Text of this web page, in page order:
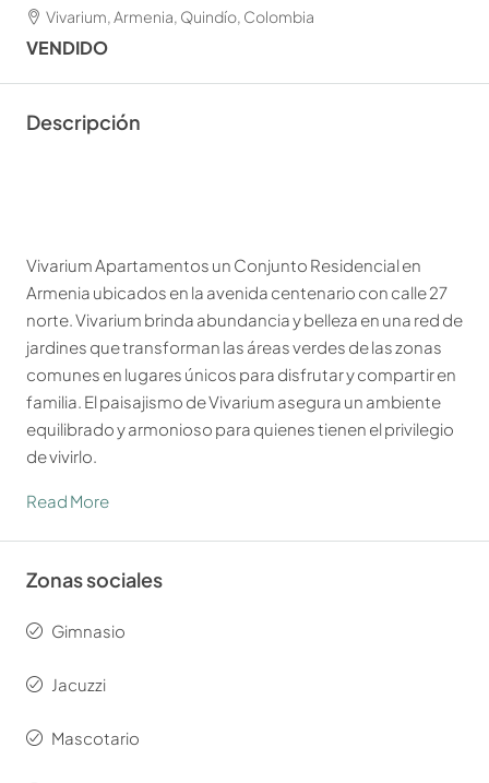
Vivarium, Armenia, Quindío, Colombia
VENDIDO
Descripción
Vivarium Apartamentos un Conjunto Residencial en
Armenia ubicados en la avenida centenario con calle 27
norte. Vivarium brinda abundancia y belleza en una red de
jardines que transforman las áreas verdes de las zonas
comunes en lugares únicos para disfrutar y compartir en
familia. El paisajismo de Vivarium asegura un ambiente
equilibrado y armonioso para quienes tienen el privilegio
de vivirlo.
Read More
Zonas sociales
Gimnasio
Jacuzzi
Mascotario